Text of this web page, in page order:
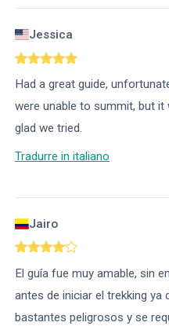
Jessica
Had a great guide,
were unable to summit, but
glad we tried.
Tradurre in italiano
Jairo
El guía fue muy amable, sin
antes de iniciar el trekking ya
bastantes peligrosos y se